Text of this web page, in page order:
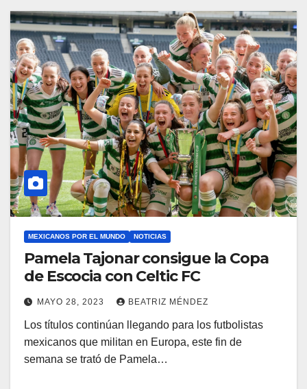
MEXICANOS POR EL MUNDO NOTICIAS
Pamela Tajonar consigue la Copa
de Escocia con Celtic FC
MAYO 28, 2023 BEATRIZ MÉNDEZ
Los títulos continúan llegando para los futbolistas
mexicanos que militan en Europa, este fin de
semana se trató de Pamela…